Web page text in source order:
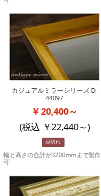
カジュアルミラーシリーズ D-
44097
20,400～
(税込
22,440～)
品切れ
幅と高さの合計が3200mmまで製作
可